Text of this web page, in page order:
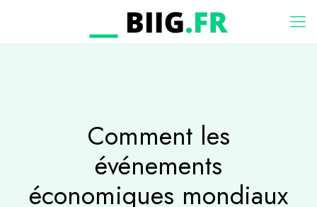
Comment les
événements
économiques mondiaux